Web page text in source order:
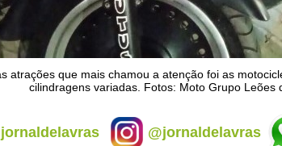
atrações que mais chamou a atenção foi as
cilindragens variadas. Fotos: Moto Grupo Leões
@jornaldelavras